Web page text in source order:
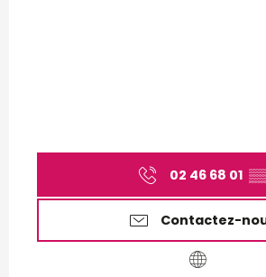
02 46 68 01 ▒▒
Contactez-